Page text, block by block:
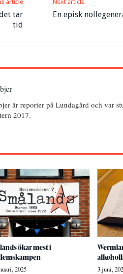
article
tar
tid
Next article
En episk
är reporter på Lundagård och var
2017.
ökar mest i
2025 3 juni,